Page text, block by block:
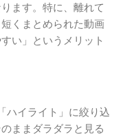
ます。特に、離れて
くまとめられた動画
い」というメリット
ハイライト」に絞り込
ままダラダラと見る